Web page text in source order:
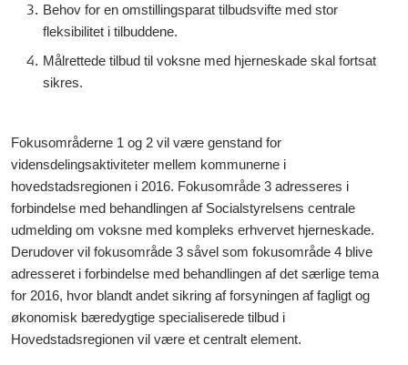
Behov for en omstillingsparat tilbudsvifte med stor
fleksibilitet i tilbuddene.
Målrettede tilbud til voksne med hjerneskade skal fortsat
sikres.
Fokusområderne 1 og 2 vil være genstand for
vidensdelingsaktiviteter mellem kommunerne i
hovedstadsregionen i 2016. Fokusområde 3 adresseres i
forbindelse med behandlingen af Socialstyrelsens centrale
udmelding om voksne med kompleks erhvervet hjerneskade.
Derudover vil fokusområde 3 såvel som fokusområde 4 blive
adresseret i forbindelse med behandlingen af det særlige tema
for 2016, hvor blandt andet sikring af forsyningen af fagligt og
økonomisk bæredygtige specialiserede tilbud i
Hovedstadsregionen vil være et centralt element.